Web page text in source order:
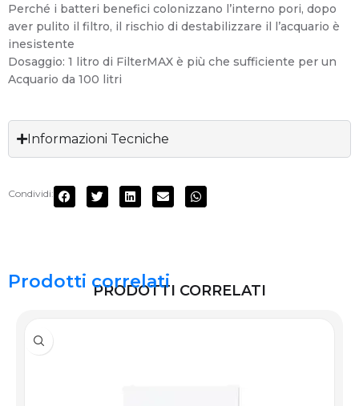
Perché i batteri benefici colonizzano l’interno pori, dopo
aver pulito il filtro, il rischio di destabilizzare il l’acquario è
inesistente
Dosaggio: 1 litro di FilterMAX è più che sufficiente per un
Acquario da 100 litri
Informazioni Tecniche
Condividi:
PRODOTTI CORRELATI
Prodotti correlati